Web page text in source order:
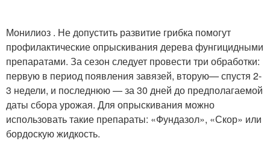
Монилиоз . Не допустить развитие грибка помогут
профилактические опрыскивания дерева фунгицидными
препаратами. За сезон следует провести три обработки:
первую в период появления завязей, вторую— спустя 2-
3 недели, и последнюю — за 30 дней до предполагаемой
даты сбора урожая. Для опрыскивания можно
использовать такие препараты: «Фундазол», «Скор» или
бордоскую жидкость.